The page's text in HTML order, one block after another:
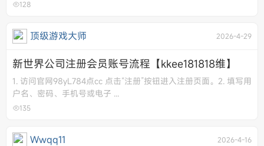
128
顶级游戏大师 2026-4-29
新世界公司注册会员账号流程【kkee181818维】
1. 访问官网98yL784点cc 点击“注册”按钮进入注册页面。 ​ 2. 填写用
户名、密码、手机号或电子 ...
135
Wwqq11 2026-4-16